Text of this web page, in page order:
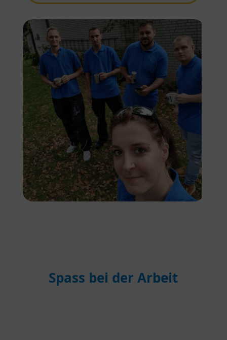
Spass bei der Arbeit